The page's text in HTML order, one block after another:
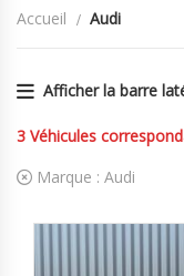
Accueil Audi
Afficher la barre
3 Véhicules
Marque : Audi